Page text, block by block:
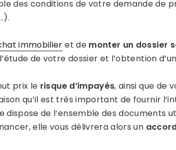
des conditions de votre demande de
immobilier et de monter un dossier
de votre dossier et l’obtention
prix le risque d’impayés, ainsi que de
qu’il est très important de fournir
dispose de l’ensemble des documents
elle vous délivrera alors un